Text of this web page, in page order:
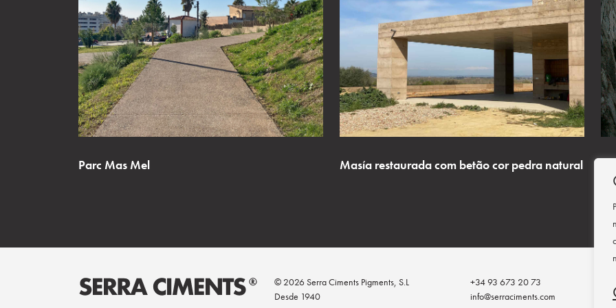
Parc Mas Mel Masía restaurada com betão cor pedra natural
© 2026 Serra Ciments Pigments, S.L
Desde 1940
+34 93 673 20 73
info@serraciments.com